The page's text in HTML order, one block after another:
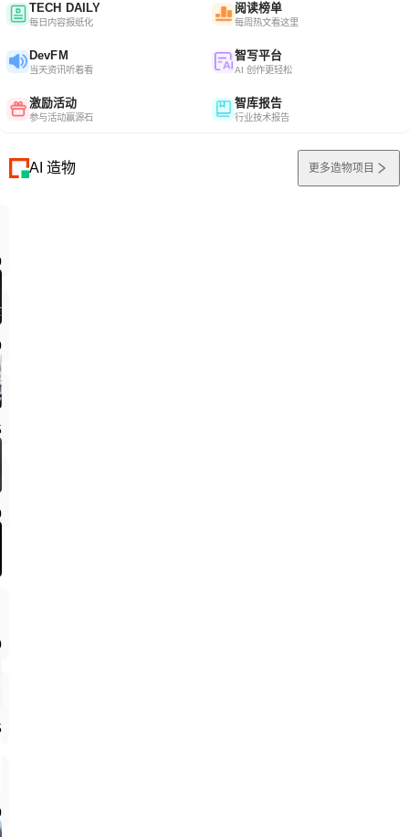
TECH DAILY
每日内容报纸化
阅读榜单
每周热文看这里
DevFM
当天资讯听着看
智写平台
AI 创作更轻松
激励活动
参与活动赢源石
智库报告
行业技术报告
AI 造物 更多造物项目